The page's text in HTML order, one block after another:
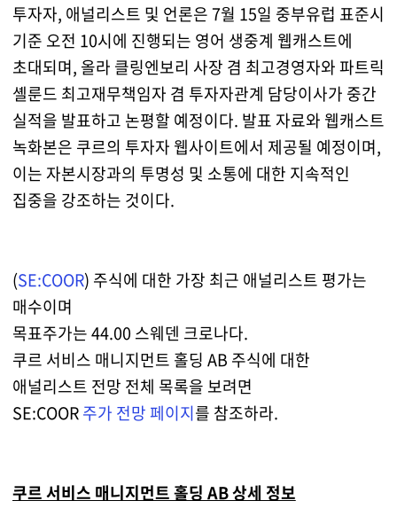
투자자, 애널리스트 및 언론은 7월 15일 중부유럽 표준시
기준 오전 10시에 진행되는 영어 생중계 웹캐스트에
초대되며, 올라 클링엔보리 사장 겸 최고경영자와 파트릭
셸룬드 최고재무책임자 겸 투자자관계 담당이사가 중간
실적을 발표하고 논평할 예정이다. 발표 자료와 웹캐스트
녹화본은 쿠르의 투자자 웹사이트에서 제공될 예정이며,
이는 자본시장과의 투명성 및 소통에 대한 지속적인
집중을 강조하는 것이다.
(SE:COOR) 주식에 대한 가장 최근 애널리스트 평가는
매수이며
목표주가는 44.00 스웨덴 크로나다.
쿠르 서비스 매니지먼트 홀딩 AB 주식에 대한
애널리스트 전망 전체 목록을 보려면
SE:COOR주가 전망 페이지를 참조하라.
쿠르 서비스 매니지먼트 홀딩 AB 상세 정보